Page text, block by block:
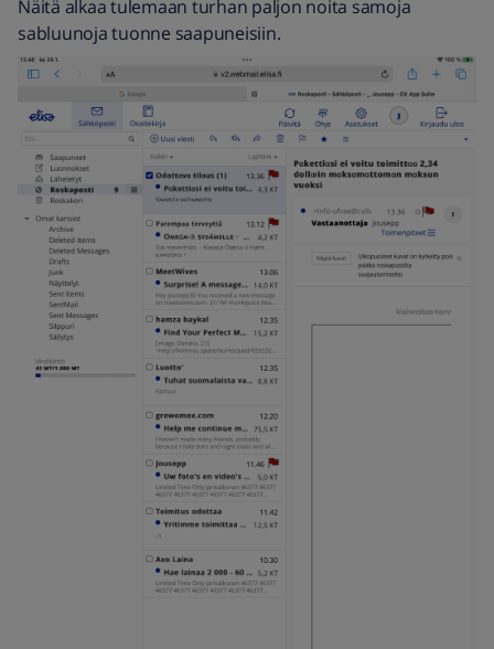
Näitä alkaa tulemaan turhan paljon noita samoja
sabluunoja tuonne saapuneisiin.